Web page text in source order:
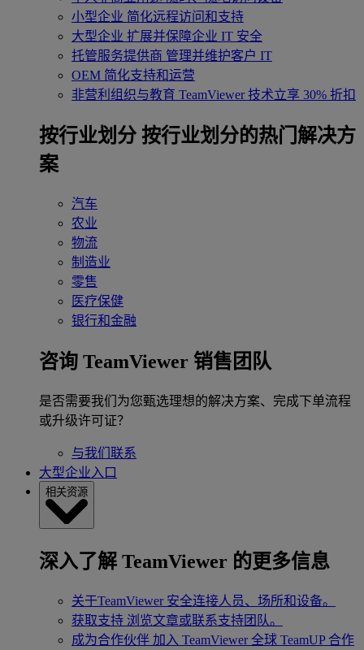
小型企业 简化远程访问和支持
大型企业 扩展并保障企业 IT 安全
托管服务提供商 管理并维护客户 IT
OEM 简化支持和运营
非营利组织与教育 TeamViewer 技术立享 30% 折扣
‌按行业划分 按行业划分的热门解决方
案
汽车
农业
物流
制造业
零售
医疗保健
银行和金融
咨询 TeamViewer 销售团队
是否需要我们为您甄选理想的解决方案、完成下单流程
或升级许可证？
与我们联系
大型企业入口
相关资源
深入了解 TeamViewer 的更多信息
关于TeamViewer 安全连接人员、场所和设备。
获取支持 浏览文章或联系支持团队。
成为合作伙伴 加入 TeamViewer 全球 TeamUP 合作